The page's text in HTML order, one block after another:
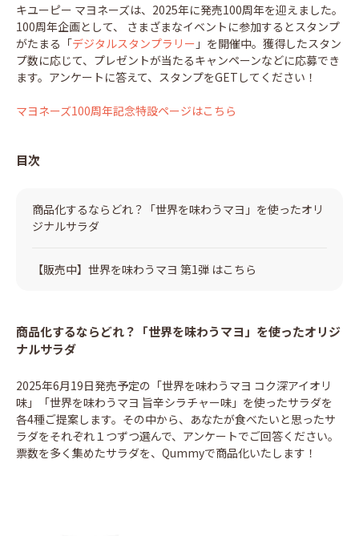
キユーピー マヨネーズは、2025年に発売100周年を迎えました。
100周年企画として、 さまざまなイベントに参加するとスタンプ
がたまる「デジタルスタンプラリー 」を開催中。獲得したスタン
プ数に応じて、プレゼントが当たるキャンペーンなどに応募でき
ます。アンケートに答えて、スタンプをGETしてください！
マヨネーズ100周年記念特設ページはこちら
目次
商品化するならどれ？「世界を味わうマヨ」を使ったオリ
ジナルサラダ
【販売中】世界を味わうマヨ 第1弾 はこちら
商品化するならどれ？「世界を味わうマヨ」を使ったオリジ
ナルサラダ
2025年6月19日発売予定の「世界を味わうマヨ コク深アイオリ
味」「世界を味わうマヨ 旨辛シラチャー味」を使ったサラダを
各4種ご提案します。その中から、あなたが食べたいと思ったサ
ラダをそれぞれ１つずつ選んで、アンケートでご回答ください。
票数を多く集めたサラダを、Qummyで商品化いたします！